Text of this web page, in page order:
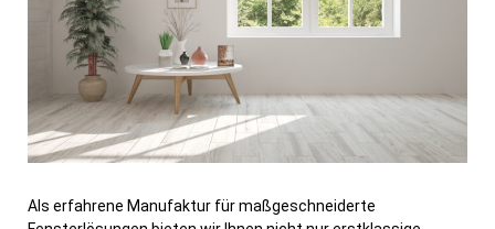
Als erfahrene Manufaktur für maßgeschneiderte